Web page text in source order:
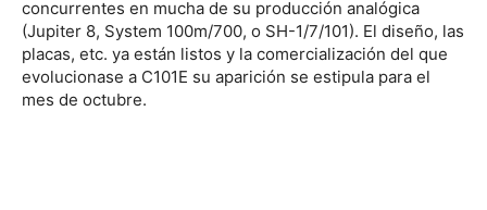
concurrentes en mucha de su producción analógica
(Jupiter 8, System 100m/700, o SH-1/7/101). El diseño, las
placas, etc. ya están listos y la comercialización del que
evolucionase a C101E su aparición se estipula para el
mes de octubre.